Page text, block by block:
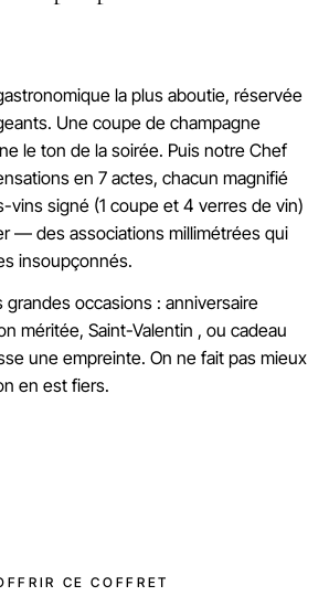
la plus aboutie, réservée
Une coupe de champagne
le ton de la soirée. Puis notre Chef
en 7 actes, chacun magnifié
vins signé (1 coupe et 4 verres de vin)
— des associations millimétrées qui
insoupçonnés.
occasions : anniversaire
méritée, Saint-Valentin , ou cadeau
une empreinte. On ne fait pas mieux
en est fiers.
CE COFFRET